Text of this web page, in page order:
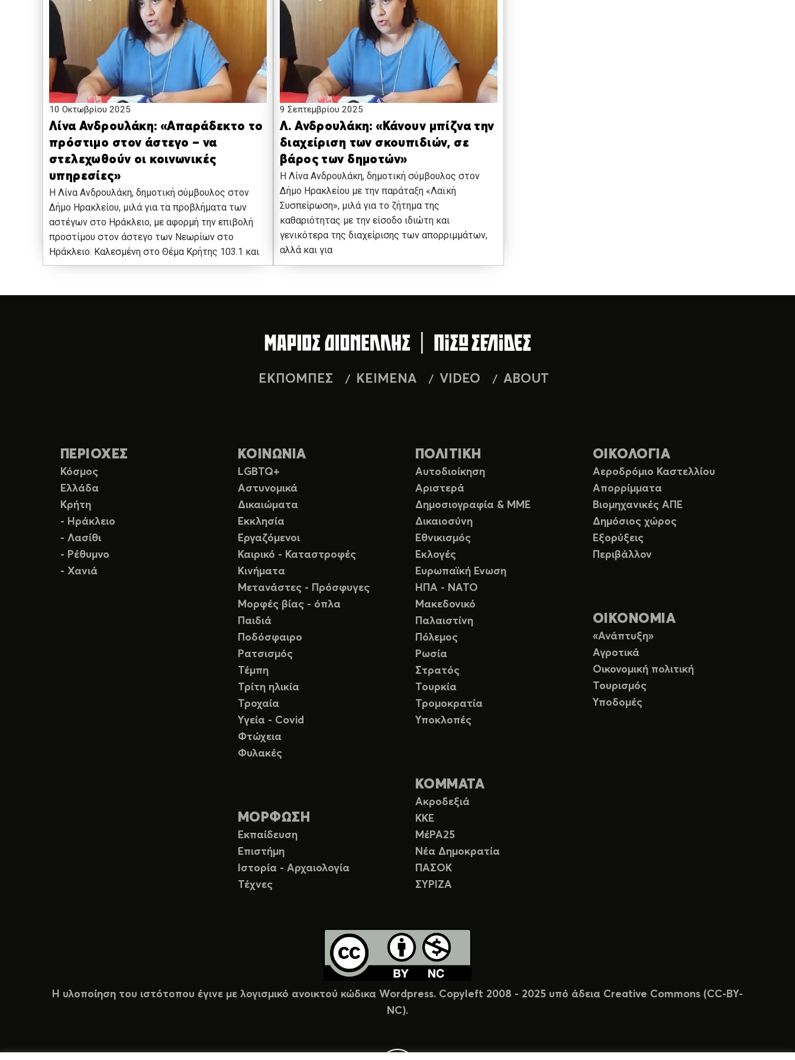
10 Οκτωβρίου 2025
Λίνα Ανδρουλάκη: «Απαράδεκτο το
πρόστιμο στον άστεγο – να
στελεχωθούν οι κοινωνικές
υπηρεσίες»
Η Λίνα Ανδρουλάκη, δημοτική σύμβουλος στον
Δήμο Ηρακλείου, μιλά για τα προβλήματα των
αστέγων στο Ηράκλειο, με αφορμή την επιβολή
προστίμου στον άστεγο των Νεωρίων στο
Ηράκλειο. Καλεσμένη στο Θέμα Κρήτης 103.1 και
9 Σεπτεμβρίου 2025
Λ. Ανδρουλάκη: «Κάνουν μπίζνα την
διαχείριση των σκουπιδιών, σε
βάρος των δημοτών»
Η Λίνα Ανδρουλάκη, δημοτική σύμβουλος στον
Δήμο Ηρακλείου με την παράταξη «Λαϊκή
Συσπείρωση», μιλά για το ζήτημα της
καθαριότητας με την είσοδο ιδιώτη και
γενικότερα της διαχείρισης των απορριμμάτων,
αλλά και για
ΕΚΠΟΜΠΕΣ ΚΕΙΜΕΝΑ VIDEO ABOUT
ΠΕΡΙΟΧΕΣ
Κόσμος
Ελλάδα
Κρήτη
- Ηράκλειο
- Λασίθι
- Ρέθυμνο
- Χανιά
ΚΟΙΝΩΝΙΑ
LGBTQ+
Αστυνομικά
Δικαιώματα
Εκκλησία
Εργαζόμενοι
Καιρικό - Καταστροφές
Κινήματα
Μετανάστες - Πρόσφυγες
Μορφές βίας - όπλα
Παιδιά
Ποδόσφαιρο
Ρατσισμός
Τέμπη
Τρίτη ηλικία
Τροχαία
Υγεία - Covid
Φτώχεια
Φυλακές
ΜΟΡΦΩΣΗ
Εκπαίδευση
Επιστήμη
Ιστορία - Αρχαιολογία
Τέχνες
ΠΟΛΙΤΙΚΗ
Αυτοδιοίκηση
Αριστερά
Δημοσιογραφία & ΜΜΕ
Δικαιοσύνη
Εθνικισμός
Εκλογές
Ευρωπαϊκή Ενωση
ΗΠΑ - ΝΑΤΟ
Μακεδονικό
Παλαιστίνη
Πόλεμος
Ρωσία
Στρατός
Τουρκία
Τρομοκρατία
Υποκλοπές
ΚΟΜΜΑΤΑ
Ακροδεξιά
ΚΚΕ
ΜέΡΑ25
Νέα Δημοκρατία
ΠΑΣΟΚ
ΣΥΡΙΖΑ
ΟΙΚΟΛΟΓΙΑ
Αεροδρόμιο Καστελλίου
Απορρίμματα
Βιομηχανικές ΑΠΕ
Δημόσιος χώρος
Εξορύξεις
Περιβάλλον
ΟΙΚΟΝΟΜΙΑ
«Ανάπτυξη»
Αγροτικά
Οικονομική πολιτική
Τουρισμός
Υποδομές
Η υλοποίηση του ιστότοπου έγινε με λογισμικό ανοικτού κώδικα Wordpress. Copyleft 2008 - 2025 υπό άδεια Creative Commons (CC-BY-
NC).